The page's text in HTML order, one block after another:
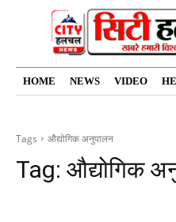
HOME NEWS VIDEO
Tags औद्योगिक अनुपालन
Tag: औद्योगिक